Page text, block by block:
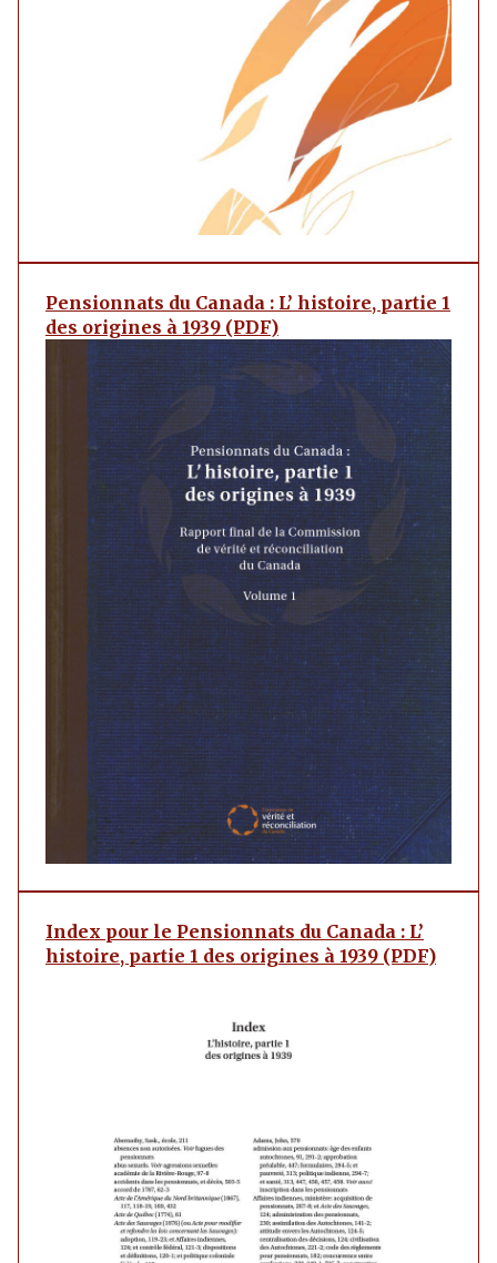
Pensionnats du Canada : L’ histoire, partie 1
des origines à 1939 (PDF)
Index pour le Pensionnats du Canada : L’
histoire, partie 1 des origines à 1939 (PDF)